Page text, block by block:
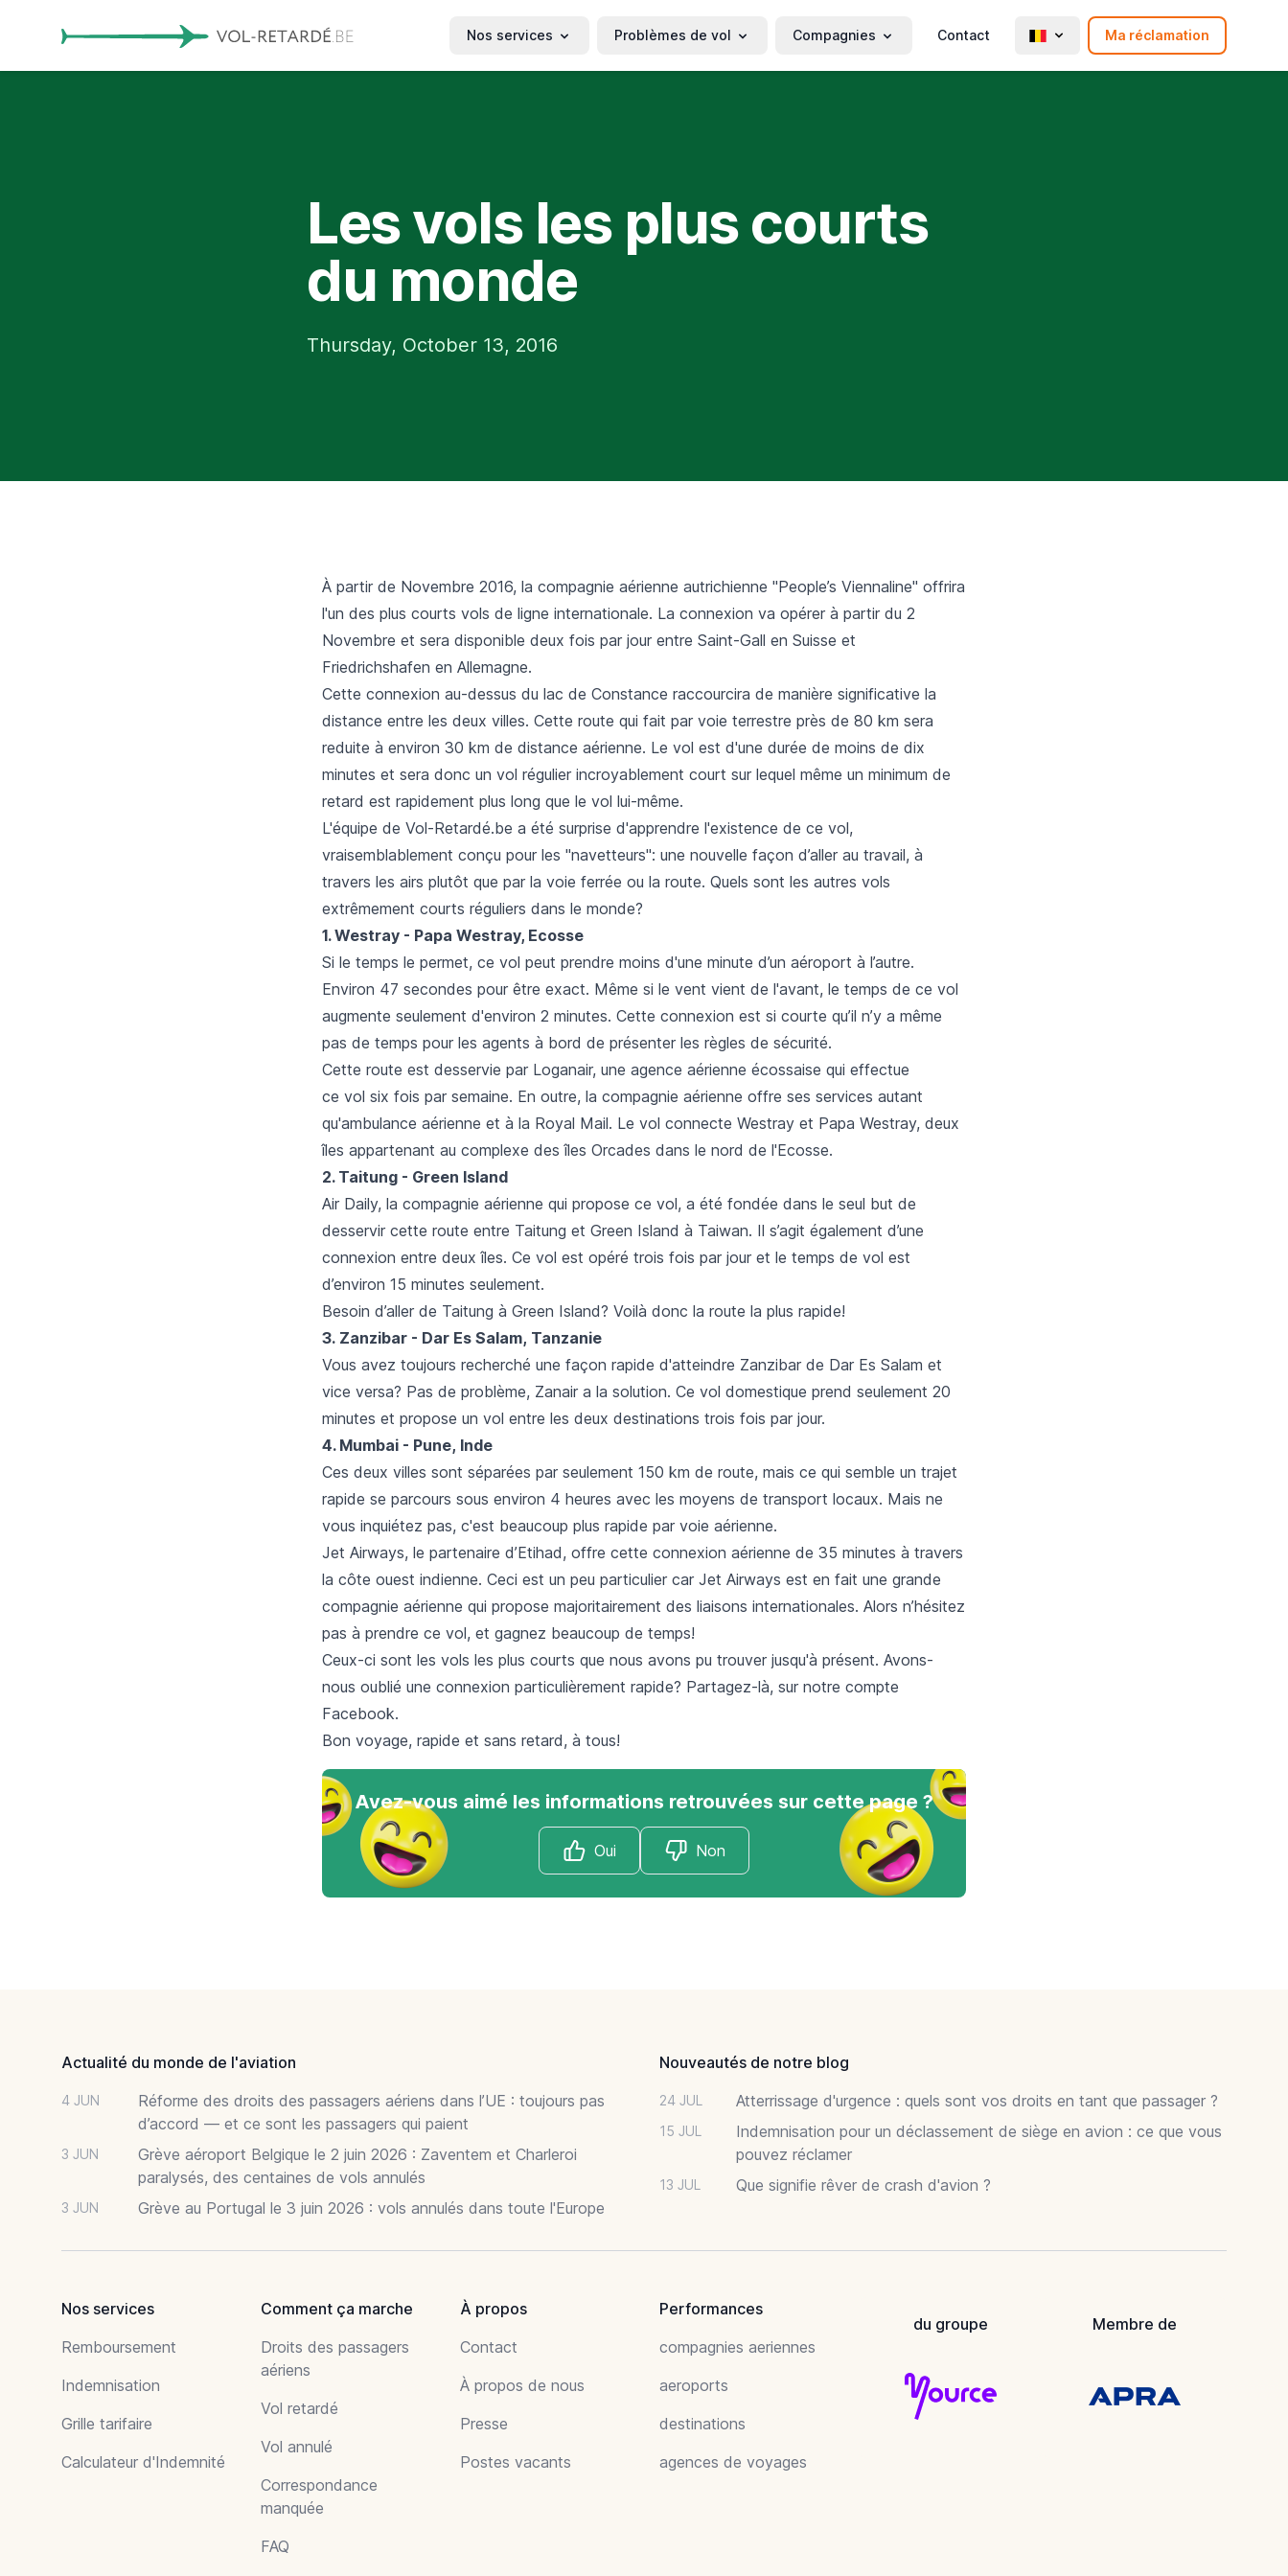
Nos services Problèmes de vol Compagnies Contact Ma réclamation
Les vols les plus courts
du monde
Thursday, October 13, 2016
À partir de Novembre 2016, la compagnie aérienne autrichienne "People’s Viennaline" offrira
l'un des plus courts vols de ligne internationale. La connexion va opérer à partir du 2
Novembre et sera disponible deux fois par jour entre Saint-Gall en Suisse et
Friedrichshafen en Allemagne.
Cette connexion au-dessus du lac de Constance raccourcira de manière significative la
distance entre les deux villes. Cette route qui fait par voie terrestre près de 80 km sera
reduite à environ 30 km de distance aérienne. Le vol est d'une durée de moins de dix
minutes et sera donc un vol régulier incroyablement court sur lequel même un minimum de
retard est rapidement plus long que le vol lui-même.
L'équipe de Vol-Retardé.be a été surprise d'apprendre l'existence de ce vol,
vraisemblablement conçu pour les "navetteurs": une nouvelle façon d’aller au travail, à
travers les airs plutôt que par la voie ferrée ou la route. Quels sont les autres vols
extrêmement courts réguliers dans le monde?
1. Westray - Papa Westray, Ecosse
Si le temps le permet, ce vol peut prendre moins d'une minute d’un aéroport à l’autre.
Environ 47 secondes pour être exact. Même si le vent vient de l'avant, le temps de ce vol
augmente seulement d'environ 2 minutes. Cette connexion est si courte qu’il n’y a même
pas de temps pour les agents à bord de présenter les règles de sécurité.
Cette route est desservie par Loganair, une agence aérienne écossaise qui effectue
ce vol six fois par semaine. En outre, la compagnie aérienne offre ses services autant
qu'ambulance aérienne et à la Royal Mail. Le vol connecte Westray et Papa Westray, deux
îles appartenant au complexe des îles Orcades dans le nord de l'Ecosse.
2. Taitung - Green Island
Air Daily, la compagnie aérienne qui propose ce vol, a été fondée dans le seul but de
desservir cette route entre Taitung et Green Island à Taiwan. Il s’agit également d’une
connexion entre deux îles. Ce vol est opéré trois fois par jour et le temps de vol est
d’environ 15 minutes seulement.
Besoin d’aller de Taitung à Green Island? Voilà donc la route la plus rapide!
3. Zanzibar - Dar Es Salam, Tanzanie
Vous avez toujours recherché une façon rapide d'atteindre Zanzibar de Dar Es Salam et
vice versa? Pas de problème, Zanair a la solution. Ce vol domestique prend seulement 20
minutes et propose un vol entre les deux destinations trois fois par jour.
4. Mumbai - Pune, Inde
Ces deux villes sont séparées par seulement 150 km de route, mais ce qui semble un trajet
rapide se parcours sous environ 4 heures avec les moyens de transport locaux. Mais ne
vous inquiétez pas, c'est beaucoup plus rapide par voie aérienne.
Jet Airways, le partenaire d’Etihad, offre cette connexion aérienne de 35 minutes à travers
la côte ouest indienne. Ceci est un peu particulier car Jet Airways est en fait une grande
compagnie aérienne qui propose majoritairement des liaisons internationales. Alors n’hésitez
pas à prendre ce vol, et gagnez beaucoup de temps!
Ceux-ci sont les vols les plus courts que nous avons pu trouver jusqu'à présent. Avons-
nous oublié une connexion particulièrement rapide? Partagez-là, sur notre compte
Facebook.
Bon voyage, rapide et sans retard, à tous!
Avez-vous aimé les informations retrouvées sur cette page ?
Oui Non
Actualité du monde de l'aviation
4 JUN
Réforme des droits des passagers aériens dans l’UE : toujours pas
d’accord — et ce sont les passagers qui paient
3 JUN
Grève aéroport Belgique le 2 juin 2026 : Zaventem et Charleroi
paralysés, des centaines de vols annulés
3 JUN Grève au Portugal le 3 juin 2026 : vols annulés dans toute l'Europe
Nouveautés de notre blog
24 JUL Atterrissage d'urgence : quels sont vos droits en tant que passager ?
15 JUL
Indemnisation pour un déclassement de siège en avion : ce que vous
pouvez réclamer
13 JUL Que signifie rêver de crash d'avion ?
Nos services
Remboursement
Indemnisation
Grille tarifaire
Calculateur d'Indemnité
Comment ça marche
Droits des passagers
aériens
Vol retardé
Vol annulé
Correspondance
manquée
FAQ
À propos
Contact
À propos de nous
Presse
Postes vacants
Performances
compagnies aeriennes
aeroports
destinations
agences de voyages
du groupe Membre de